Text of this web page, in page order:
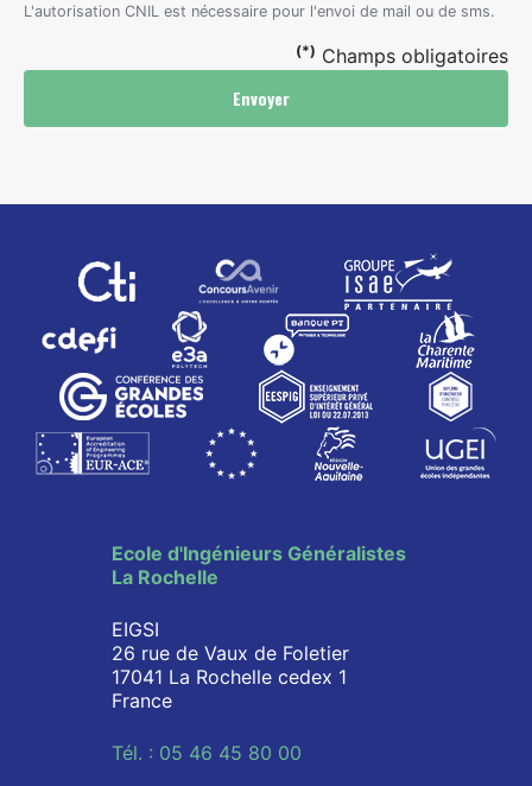
L'autorisation CNIL est nécessaire pour l'envoi de mail ou de sms.
(*) Champs obligatoires
Envoyer
Ecole d'Ingénieurs Généralistes
La Rochelle
EIGSI
26 rue de Vaux de Foletier
17041 La Rochelle cedex 1
France
Tél. : 05 46 45 80 00